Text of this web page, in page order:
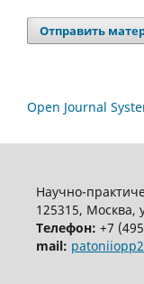
Отправить
Open Journal
Научно-
125315, Москва,
Телефон: +7
mail: